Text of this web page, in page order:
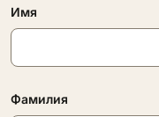
Имя
Фамилия